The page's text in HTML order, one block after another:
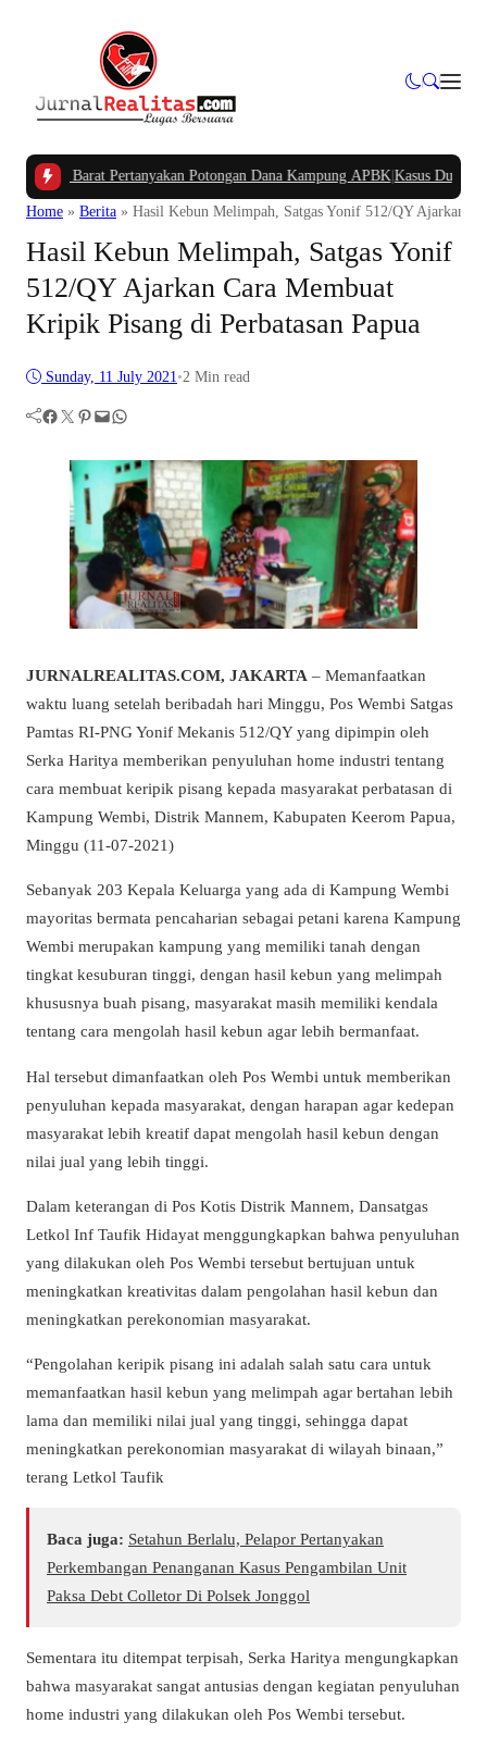
Barat Pertanyakan Potongan Dana Kampung APBK| Kasus Dugaan
Home » Berita » Hasil Kebun Melimpah, Satgas Yonif 512/QY Ajarkan
Hasil Kebun Melimpah, Satgas Yonif
512/QY Ajarkan Cara Membuat
Kripik Pisang di Perbatasan Papua
Sunday, 11 July 2021•2 Min read
Facebook Twitter Pinterest Mail WhatsApp
JURNALREALITAS.COM, JAKARTA – Memanfaatkan
waktu luang setelah beribadah hari Minggu, Pos Wembi Satgas
Pamtas RI-PNG Yonif Mekanis 512/QY yang dipimpin oleh
Serka Haritya memberikan penyuluhan home industri tentang
cara membuat keripik pisang kepada masyarakat perbatasan di
Kampung Wembi, Distrik Mannem, Kabupaten Keerom Papua,
Minggu (11-07-2021)
Sebanyak 203 Kepala Keluarga yang ada di Kampung Wembi
mayoritas bermata pencaharian sebagai petani karena Kampung
Wembi merupakan kampung yang memiliki tanah dengan
tingkat kesuburan tinggi, dengan hasil kebun yang melimpah
khususnya buah pisang, masyarakat masih memiliki kendala
tentang cara mengolah hasil kebun agar lebih bermanfaat.
Hal tersebut dimanfaatkan oleh Pos Wembi untuk memberikan
penyuluhan kepada masyarakat, dengan harapan agar kedepan
masyarakat lebih kreatif dapat mengolah hasil kebun dengan
nilai jual yang lebih tinggi.
Dalam keterangan di Pos Kotis Distrik Mannem, Dansatgas
Letkol Inf Taufik Hidayat menggungkapkan bahwa penyuluhan
yang dilakukan oleh Pos Wembi tersebut bertujuan untuk
meningkatkan kreativitas dalam pengolahan hasil kebun dan
meningkatkan perekonomian masyarakat.
“Pengolahan keripik pisang ini adalah salah satu cara untuk
memanfaatkan hasil kebun yang melimpah agar bertahan lebih
lama dan memiliki nilai jual yang tinggi, sehingga dapat
meningkatkan perekonomian masyarakat di wilayah binaan,”
terang Letkol Taufik
Baca juga: Setahun Berlalu, Pelapor Pertanyakan
Perkembangan Penanganan Kasus Pengambilan Unit
Paksa Debt Colletor Di Polsek Jonggol
Sementara itu ditempat terpisah, Serka Haritya mengungkapkan
bahwa masyarakat sangat antusias dengan kegiatan penyuluhan
home industri yang dilakukan oleh Pos Wembi tersebut.